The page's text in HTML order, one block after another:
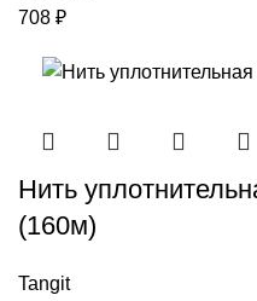
708 ₽
Нить
(160м)
Tangit